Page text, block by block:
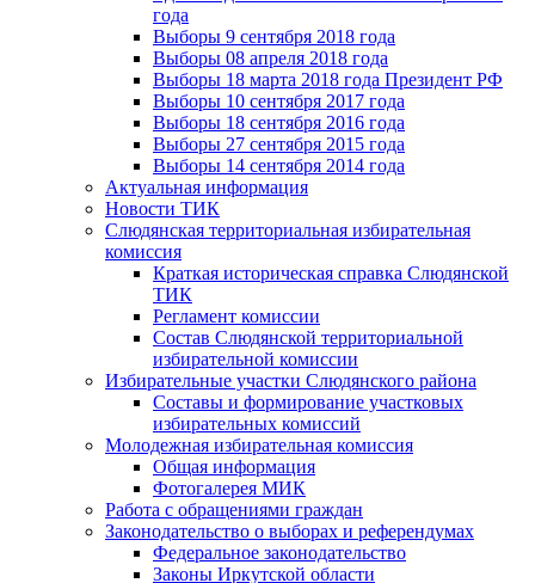
года
Выборы 9 сентября 2018 года
Выборы 08 апреля 2018 года
Выборы 18 марта 2018 года Президент РФ
Выборы 10 сентября 2017 года
Выборы 18 сентября 2016 года
Выборы 27 сентября 2015 года
Выборы 14 сентября 2014 года
Актуальная информация
Новости ТИК
Слюдянская территориальная избирательная
комиссия
Краткая историческая справка Слюдянской
ТИК
Регламент комиссии
Состав Слюдянской территориальной
избирательной комиссии
Избирательные участки Слюдянского района
Составы и формирование участковых
избирательных комиссий
Молодежная избирательная комиссия
Общая информация
Фотогалерея МИК
Работа с обращениями граждан
Законодательство о выборах и референдумах
Федеральное законодательство
Законы Иркутской области